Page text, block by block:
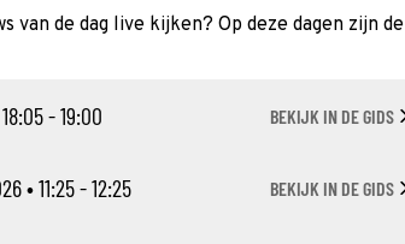
van de dag live kijken? Op deze dagen zijn de
- 19:00 BEKIJK IN DE GIDS
• 11:25 - 12:25 BEKIJK IN DE GIDS